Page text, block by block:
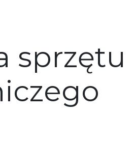
sprzętu